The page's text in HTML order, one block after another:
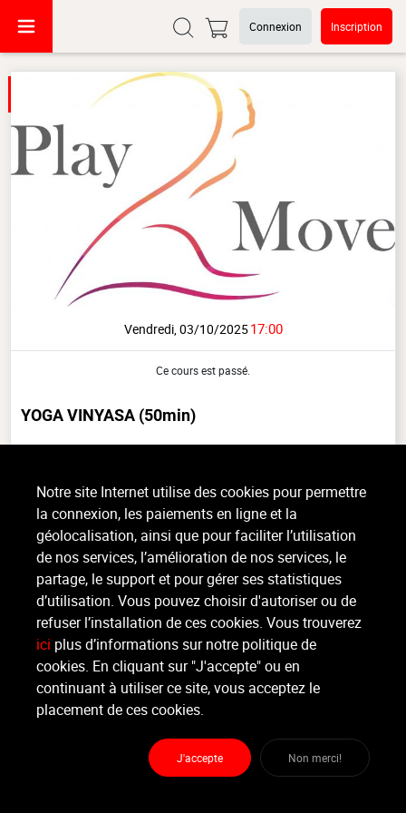
Connexion Inscription
Vendredi, 03/10/202517:00
Ce cours est passé.
YOGA VINYASA(50min)
Le YOGA VINYASA est un Yoga dynamique où les postures s’enchaînent
avec fluidité sur le rythme de la respiration (Yoga Flow). Ce Yoga, plus
sportif, s’adresse à un public ne présentant pas de (...)
Lire la suite
Organisateur
PLAY2MOVE
Moniteur
Non renseigné.
Play2Move
Rue de l'industrie 1 - 1400 Nivelles
Notre site Internet utilise des cookies pour permettre
la connexion, les paiements en ligne et la
géolocalisation, ainsi que pour faciliter l’utilisation
de nos services, l’amélioration de nos services, le
partage, le support et pour gérer ses statistiques
d’utilisation. Vous pouvez choisir d'autoriser ou de
refuser l’installation de ces cookies. Vous trouverez
ici plus d’informations sur notre politique de
cookies. En cliquant sur "J'accepte" ou en
continuant à utiliser ce site, vous acceptez le
placement de ces cookies.
J'accepte Non merci!